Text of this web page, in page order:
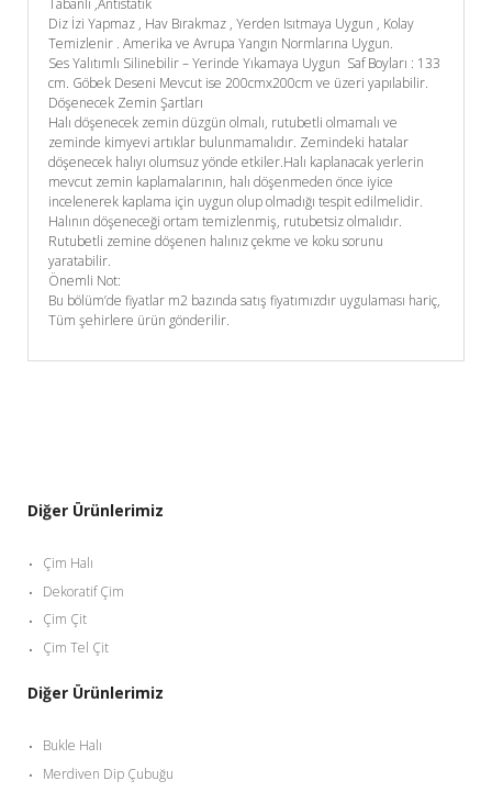
Diz İzi Yapmaz , Hav Bırakmaz , Yerden Isıtmaya Uygun , Kolay
Temizlenir . Amerika ve Avrupa Yangın Normlarına Uygun.
Ses Yalıtımlı Silinebilir – Yerinde Yıkamaya Uygun Saf Boyları : 133
cm. Göbek Deseni Mevcut ise 200cmx200cm ve üzeri yapılabilir.
Döşenecek Zemin Şartları
Halı döşenecek zemin düzgün olmalı, rutubetli olmamalı ve
zeminde kimyevi artıklar bulunmamalıdır. Zemindeki hatalar
döşenecek halıyı olumsuz yönde etkiler.Halı kaplanacak yerlerin
mevcut zemin kaplamalarının, halı döşenmeden önce iyice
incelenerek kaplama için uygun olup olmadığı tespit edilmelidir.
Halının döşeneceği ortam temizlenmiş, rutubetsiz olmalıdır.
Rutubetli zemine döşenen halınız çekme ve koku sorunu
yaratabilir.
Önemli Not:
Bu bölüm’de fiyatlar m2 bazında satış fiyatımızdır uygulaması hariç,
Tüm şehirlere ürün gönderilir.
Diğer Ürünlerimiz
Çim Halı
Dekoratif Çim
Çim Çit
Çim Tel Çit
Diğer Ürünlerimiz
Bukle Halı
Merdiven Dip Çubuğu